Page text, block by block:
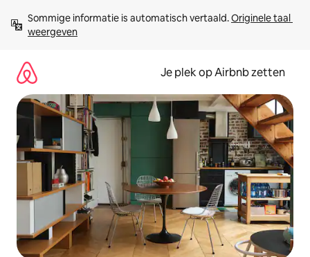
direct
naar
Sommige informatie is automatisch vertaald. Originele taal
weergeven
Je plek op Airbnb zetten